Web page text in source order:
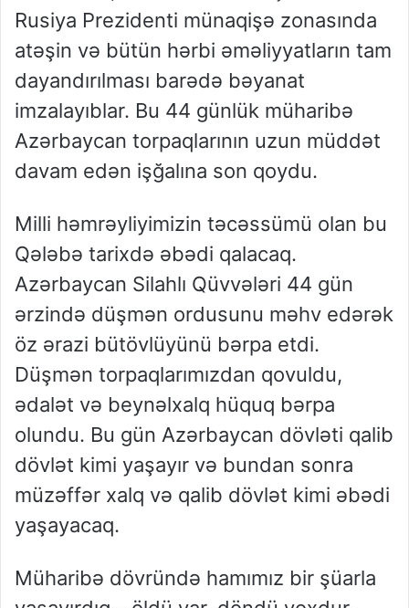
Rusiya Prezidenti münaqişə zonasında
atəşin və bütün hərbi əməliyyatların tam
dayandırılması barədə bəyanat
imzalayıblar. Bu 44 günlük müharibə
Azərbaycan torpaqlarının uzun müddət
davam edən işğalına son qoydu.
Milli həmrəyliyimizin təcəssümü olan bu
Qələbə tarixdə əbədi qalacaq.
Azərbaycan Silahlı Qüvvələri 44 gün
ərzində düşmən ordusunu məhv edərək
öz ərazi bütövlüyünü bərpa etdi.
Düşmən torpaqlarımızdan qovuldu,
ədalət və beynəlxalq hüquq bərpa
olundu. Bu gün Azərbaycan dövləti qalib
dövlət kimi yaşayır və bundan sonra
müzəffər xalq və qalib dövlət kimi əbədi
yaşayacaq.
Müharibə dövründə hamımız bir şüarla